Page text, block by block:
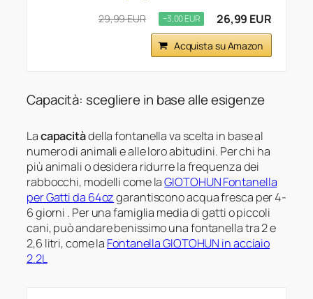
29,99 EUR −3,00 EUR 26,99 EUR
Acquista su Amazon
Capacità: scegliere in base alle esigenze
Lacapacitàdella fontanella va scelta in base al
numero di animali e alle loro abitudini. Per chi ha
più animali o desidera ridurre la frequenza dei
rabbocchi, modelli come laGIOTOHUN Fontanella
per Gatti da 64ozgarantiscono acqua fresca per 4-
6 giorni . Per una famiglia media di gatti o piccoli
cani, può andare benissimo una fontanella tra 2 e
2,6 litri, come la Fontanella GIOTOHUN in acciaio
2.2L